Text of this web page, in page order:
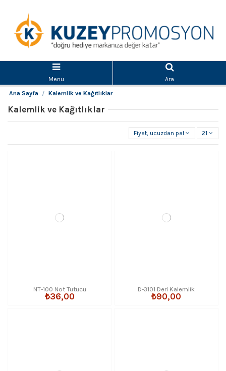
Menu
Ara
Ana Sayfa
Kalemlik ve Kağıtlıklar
Kalemlik ve Kağıtlıklar
Fiyat, ucuzdan pahalıya 21
NT-100 Not Tutucu
₺36,00
D-3101 Deri Kalemlik
₺90,00